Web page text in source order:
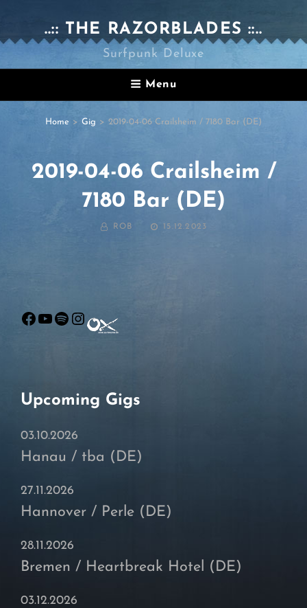
..:: THE RAZORBLADES ::..
Surfpunk Deluxe
Menu
Home > Gig > 2019-04-06 Crailsheim / 7180 Bar (DE)
2019-04-06 Crailsheim /
7180 Bar (DE)
BY ROB
POSTED
15.12.2023
Facebook
YouTube
Spotify
Instagram
Upcoming Gigs
03.10.2026
Hanau / tba (DE)
27.11.2026
Hannover / Perle (DE)
28.11.2026
Bremen / Heartbreak Hotel (DE)
03.12.2026